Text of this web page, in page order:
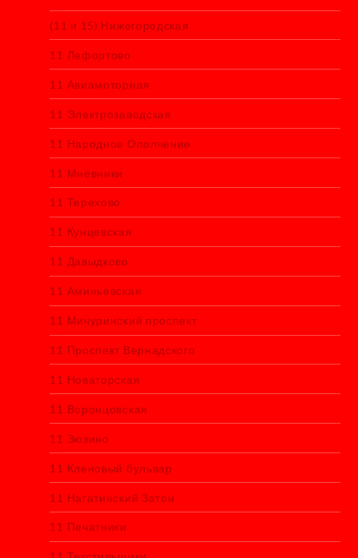
(11 и 15) Нижегородская
11 Лефортово
11 Авиамоторная
11 Электрозаводская
11 Народное Ополчение
11 Мнёвники
11 Терехово
11 Кунцевская
11 Давыдково
11 Аминьевская
11 Мичуринский проспект
11 Проспект Вернадского
11 Новаторская
11 Воронцовская
11 Зюзино
11 Кленовый бульвар
11 Нагатинский Затон
11 Печатники